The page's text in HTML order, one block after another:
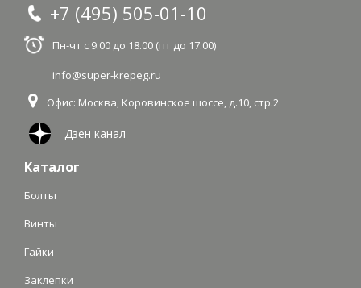
+7 (495) 505-01-10
Пн-чт с 9.00 до 18.00 (пт до 17.00)
info@super-krepeg.ru
Офис: Москва, Коровинское шоссе, д.10, стр.2
Дзен канал
Каталог
Болты
Винты
Гайки
Заклепки